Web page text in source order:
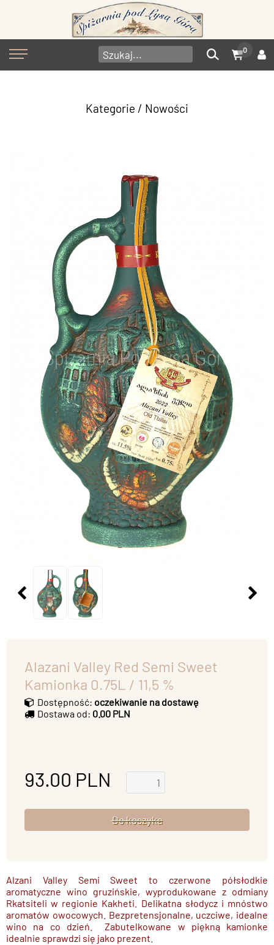
0
Kategorie / Nowości
Alazani Valley Red Semi Sweet
Kamionka 0.75L / 11,5 %
Dostępność: oczekiwanie na dostawę
Dostawa od: 0.00 PLN
93.00 PLN
Alzani Valley Semi Sweet to czerwone półsłodkie
aromatyczne wino gruzińskie, wyprodukowane z odmiany
Rkatsiteli w regionie Kakheti. Delikatna słodycz i mnóstwo
aromatów owocowych. Bezpretensjonalne, uczciwe, idealne
wino na co dzień. Zabutelkowane w piękną kamionke
idealnie sprawdzi się jako prezent.